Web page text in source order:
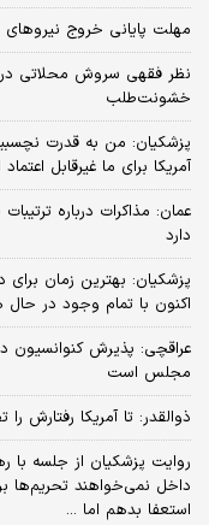
مهلت پایانی خروج نیروهای
نظر فقهی سروش محلاتی
خشونت‌طلب
پزشکیان: من به قدرت
آمریکا برای ما غیرقابل
عمان: مذاکرات درباره
دارد
پزشکیان‌: بهترین زمان
اکنون با تمام وجود در
عراقچی: پذیرش کنوانسیون
مجلس است
ذوالقدر: تا آمریکا رفتارش
روایت پزشکیان از جلسه با
داخل نمی‌خواهند
استعفا بدهم اما ...